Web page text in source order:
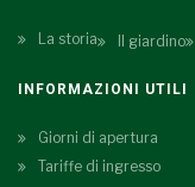
La storia Il giardino
INFORMAZIONI UTILI
Giorni di apertura
Tariffe di ingresso